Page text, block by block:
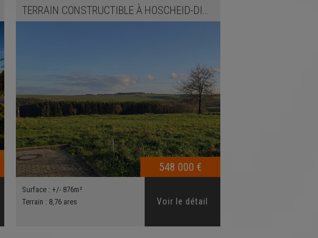
TERRAIN CONSTRUCTIBLE À HOSCHEID-DICKT
Surface : +/- 876m²
Terrain : 8,76 ares
548 000 €
Voir le détail